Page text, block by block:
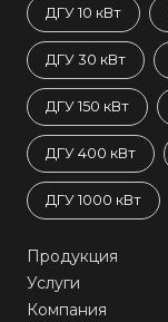
ДГУ 10 кВт
ДГУ 30 кВт
ДГУ 150 кВт
ДГУ 400 кВт
ДГУ 1000 кВт
Продукция
Услуги
Компания